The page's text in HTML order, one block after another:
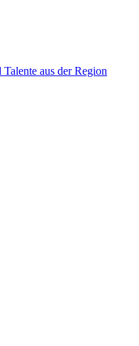
aus der Region